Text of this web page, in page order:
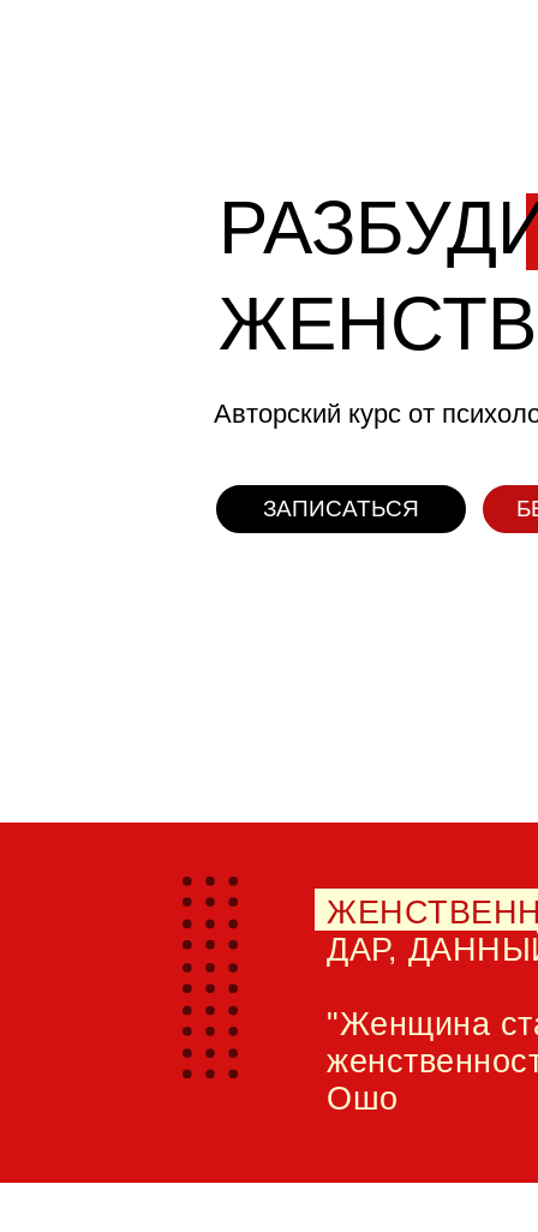
Авторский курс от
ЗАПИСАТЬСЯ
ДАР,
"Женщина
Ошо